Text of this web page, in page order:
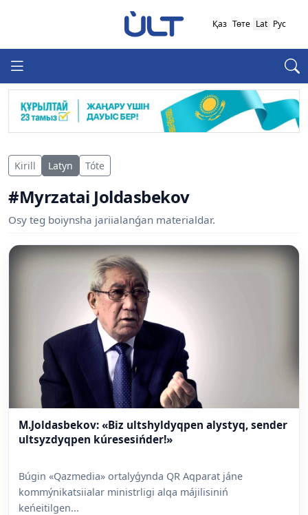
Қаз Төте Lat Рус
Kirill Latyn Tóte
#Myrzatai Joldasbekov
Osy teg boiynsha jariialanǵan materialdar.
M.Joldasbekov: «Biz ultshyldyqpen alystyq, sender
ultsyzdyqpen kúresesińder!»
Búgin «Qazmedia» ortalyǵynda QR Aqparat jáne
kommýnikatsiialar ministrligi alqa májilisiniń
keńeitilgen...